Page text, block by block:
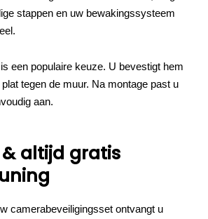
stappen en uw bewakingssysteem
een populaire keuze. U bevestigt hem
tegen de muur. Na montage past u
aan.
altijd gratis
camerabeveiligingsset ontvangt u